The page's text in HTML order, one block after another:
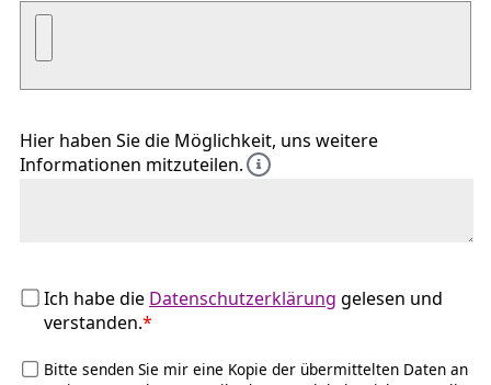
Hier haben Sie die Möglichkeit, uns weitere
Informationen mitzuteilen.
Ich habe die Datenschutzerklärung gelesen und
verstanden.*
Bitte senden Sie mir eine Kopie der übermittelten Daten an